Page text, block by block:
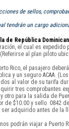
de sellos,
tendrán un cargo
de República
el cual es expedido
al plan piloto
Rico, el pasajero
y un seguro ACAA.
al valor de su tarifa
tres comprobantes
otro para la salida de
de $10.00 y sello 0842
adquirido antes de la
podrán viajar a Puerto